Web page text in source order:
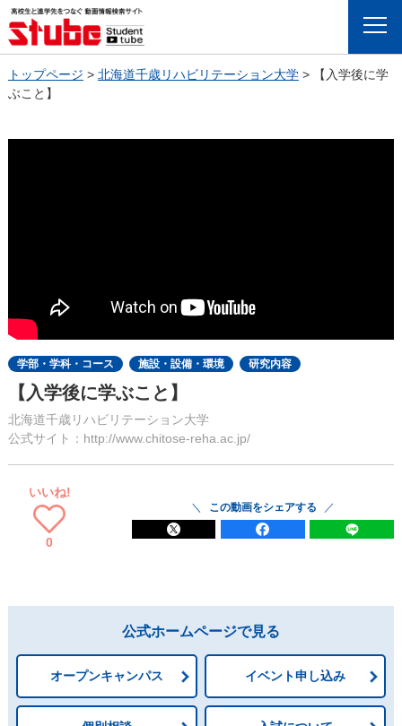
Menu
トップページ > 北海道千歳リハビリテーション大学>
【入学後に学
ぶこと】
学部・学科・コース 施設・設備・環境 研究内容
【入学後に学ぶこと】
北海道千歳リハビリテーション大学
公式サイト：http://www.chitose-reha.ac.jp/
いいね!
0
この動画をシェアする
公式ホームページで見る
オープンキャンパス イベント申し込み